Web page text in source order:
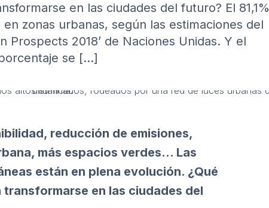
en las ciudades del futuro? El 81,1%
zonas urbanas, según las estimaciones del
Prospects 2018’ de Naciones Unidas. Y el
se […]
reducción de emisiones,
más espacios verdes… Las
están en plena evolución. ¿Qué
transformarse en las ciudades del